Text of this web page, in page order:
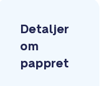
Detaljer
om
pappret